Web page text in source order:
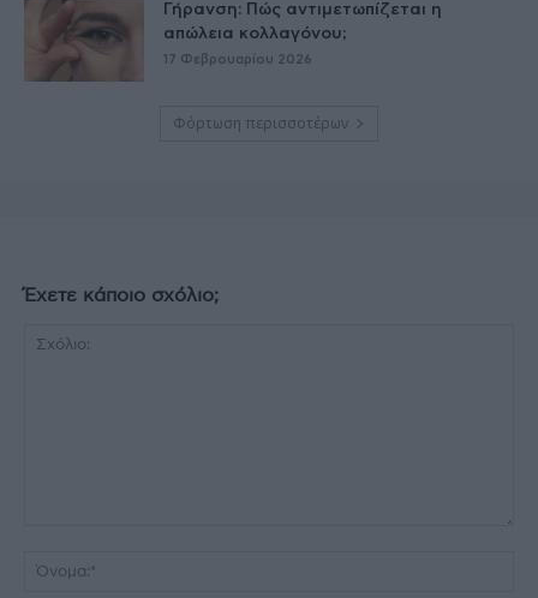
Γήρανση: Πώς αντιμετωπίζεται η
απώλεια κολλαγόνου;
17 Φεβρουαρίου 2026
Φόρτωση περισσοτέρων
Έχετε κάποιο σχόλιο;